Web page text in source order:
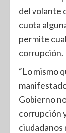
del volante
cuota
permite
corrupción.
“Lo mismo
Gobierno
corrupción
ciudadanos